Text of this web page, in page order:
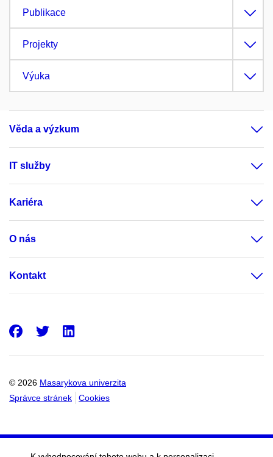
Publikace
Projekty
Výuka
Věda a výzkum
IT služby
Kariéra
O nás
Kontakt
© 2026 Masarykova univerzita
Správce stránek
Cookies
Facebook
Twitter